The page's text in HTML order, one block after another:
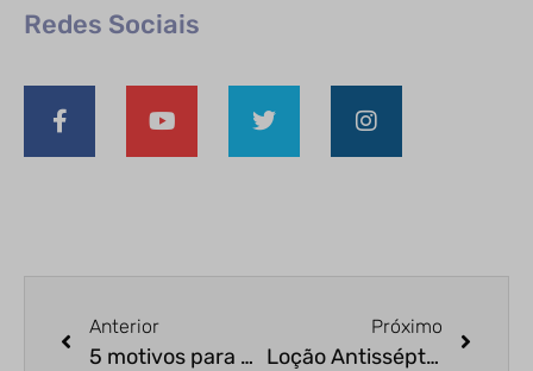
Redes Sociais
Anterior
5 motivos para usar óleo essencial de lavanda
Próximo
Loção Antisséptica Hidratante Para Mãos e Braços